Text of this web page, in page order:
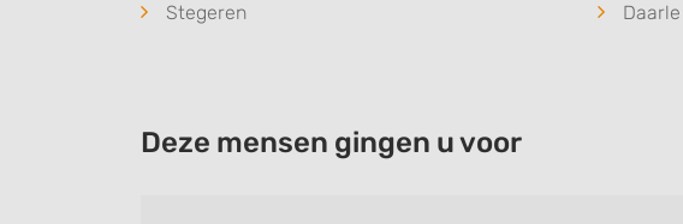
Stegeren
Daarle
Deze mensen gingen u voor